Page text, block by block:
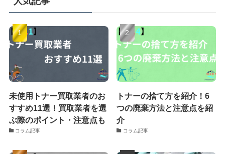
未使用トナー買取業者のお
すすめ11選！買取業者を選
ぶ際のポイント・注意点も
コラム記事
トナーの捨て方を紹介！6
つの廃棄方法と注意点を紹
介
コラム記事